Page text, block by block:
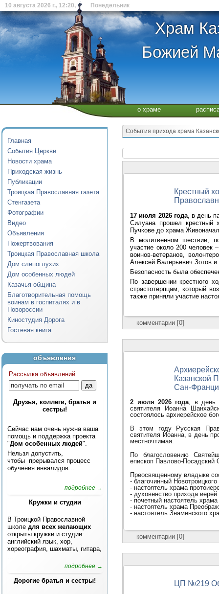
10 августа 2026 г., 12:20, Понедельник
Храм
Божией
о храме
Главная
События Церкви
Новости храма
Приходская жизнь
Публикации
Троицкая Православная газета
Стенгазета
Фотографии
Видео
Объявления
Пожертвования
Троицкая Православная школа
Дом слепоглухих
Дом особенных людей
Казачья община
Благотворительная помощь
воинам в госпиталях и в
Новороссии
Киностудия Дорога
Гостевая книга
объявления
Рассылка объявлений
Друзья, коллеги, братья и
сестры!
Сейчас нам очень нужна ваша
помощь и поддержка проекта
"Дом особенных людей".
Нельзя допустить,
чтобы прерывался процесс
обучения инвалидов...
подробнее →
Кружки и студии
В Троицкой Православной
школе для всех желающих
открыты кружки и студии:
английский язык, хор,
хореография, шахматы, гитара,
...
подробнее →
Дорогие братья и сестры!
События прихода храма
Крестный
17 июля 2026 года, в день
Силуана прошел крестный
Пучкове до храма
В молитвенном шествии,
участие около 200 человек
воинов-ветеранов,
Алексей Валерьевич Зотов
Безопасность была
По завершении крестного
страстотерпцам, который
также приняли участие
комментарии [0]
Казанской
Сан-
2 июля 2026 года , в день
святителя Иоанна
состоялось архиерейское
В этом году Русская
святителя Иоанна, в день
местночтимая.
По благословению
епископ Павлово-Посадский
Преосвященному владыке
- благочинный
- настоятель храма
- духовенство прихода
- почетный настоятель
- настоятель храма
- настоятель Знаменского
комментарии [0]
ЦП №219